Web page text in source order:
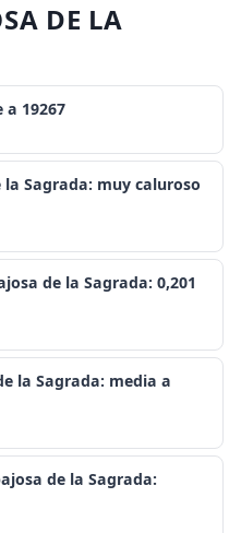
DE LA
a 19267
Sagrada: muy caluroso
de la Sagrada: 0,201
la Sagrada: media a
de la Sagrada: